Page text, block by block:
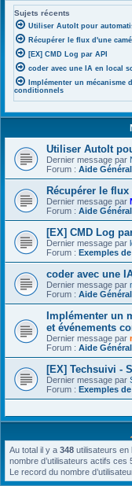
Sujets récents
Utiliser AutoIt pour
Récupérer le flux d'une
[EX] CMD Log par API
coder avec une IA en local
Implémenter un mécanisme
conditionnels
Utiliser AutoIt
Dernier message par
Forum : Aide
Récupérer le
Dernier message par
Forum : Aide
[EX] CMD Log
Dernier message par
Forum : Exemples
coder avec une
Dernier message par
Forum : Aide
Implémenter un
et événements
Dernier message par
Forum : Aide
[EX] Techsuivi -
Dernier message par
Forum : Exemples
Au total il y a 348 utilisateurs en
nombre d’utilisateurs actifs ces
Le record du nombre